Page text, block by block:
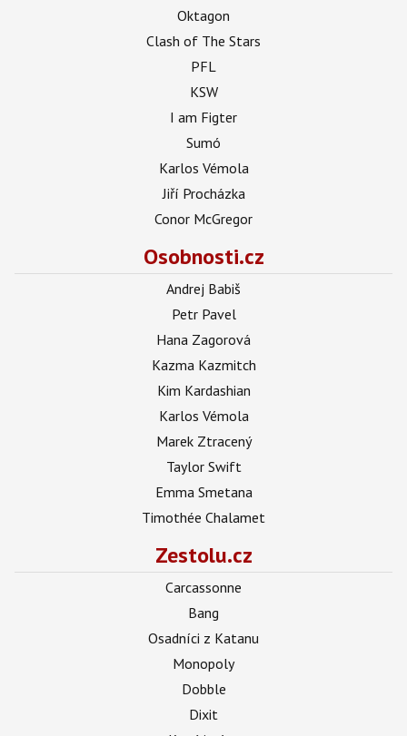
Oktagon
Clash of The Stars
PFL
KSW
I am Figter
Sumó
Karlos Vémola
Jiří Procházka
Conor McGregor
Osobnosti.cz
Andrej Babiš
Petr Pavel
Hana Zagorová
Kazma Kazmitch
Kim Kardashian
Karlos Vémola
Marek Ztracený
Taylor Swift
Emma Smetana
Timothée Chalamet
Zestolu.cz
Carcassonne
Bang
Osadníci z Katanu
Monopoly
Dobble
Dixit